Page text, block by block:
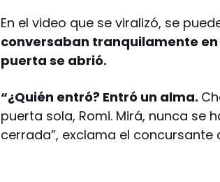
En el video que se viralizó, se
conversaban tranquilamente
puerta se abrió.
“¿Quién entró? Entró un alma.
puerta sola, Romi. Mirá, nunca se
cerrada”, exclama el